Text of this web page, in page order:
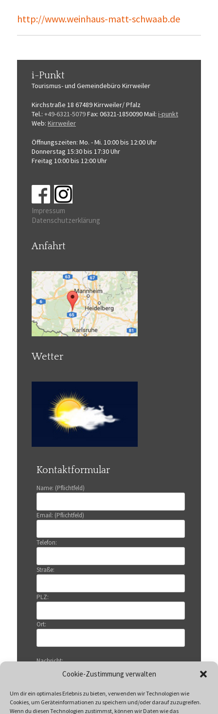
Cookie-Zustimmung verwalten
Um dir ein optimales Erlebnis zu bieten, verwenden wir Technologien wie
Cookies, um Geräteinformationen zu speichern und/oder darauf zuzugreifen.
Wenn du diesen Technologien zustimmst, können wir Daten wie das
http://www.weinhaus-matt-schwaab.de
i-Punkt
Tourismus-und Gemeindebüro Kirrweiler
Kirchstraße 18 67489 Kirrweiler/ Pfalz
Tel.: +49-6321-5079Fax: 06321-1850090Mail: i-punkt
Web: Kirrweiler
Öffnungszeiten: Mo. - Mi. 10:00 bis 12:00 Uhr
Donnerstag 15:30 bis 17:30 Uhr
Freitag 10:00 bis 12:00 Uhr
Impressum
Datenschutzerklärung
Anfahrt
Wetter
Kontaktformular
Name: (Pflichtfeld)
Email: (Pflichtfeld)
Telefon:
Straße:
PLZ:
Ort:
Nachricht: